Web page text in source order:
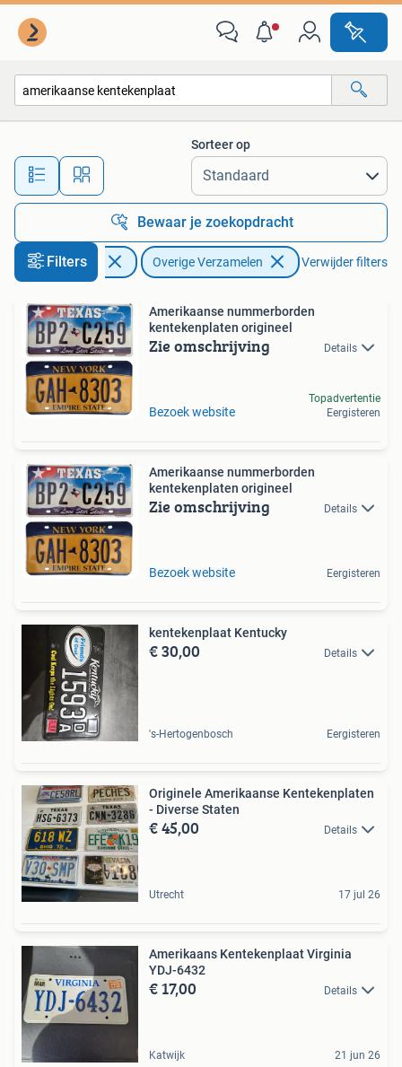
Alle afstanden…
Sorteer op
Bewaar je zoekopdracht
Filters
Verzamelen Overige Verzamelen Verwijder filters
Amerikaanse nummerborden
kentekenplaten origineel
Zie omschrijving Details
Bezoek website
Topadvertentie
Eergisteren
Amerikaanse nummerborden
kentekenplaten origineel
Zie omschrijving Details
Bezoek website Eergisteren
kentekenplaat Kentucky
€ 30,00 Details
's-Hertogenbosch Eergisteren
Originele Amerikaanse Kentekenplaten
- Diverse Staten
€ 45,00 Details
Utrecht 17 jul 26
Amerikaans Kentekenplaat Virginia
YDJ-6432
€ 17,00 Details
Katwijk 21 jun 26